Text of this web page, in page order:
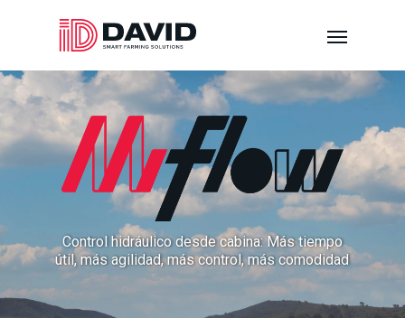
Control hidráulico desde cabina: Más tiempo
útil, más agilidad, más control, más comodidad